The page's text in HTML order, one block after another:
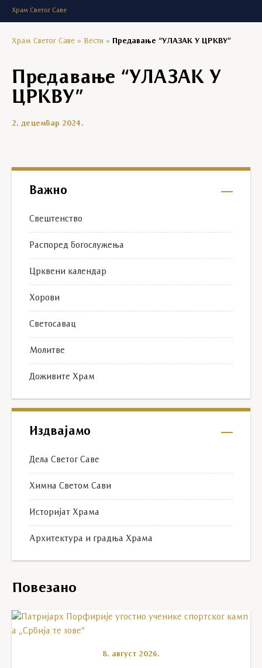
Храм Светог Саве
Храм Светог Саве » Вести » Предавање “УЛАЗАК У ЦРКВУ”
Предавање “УЛАЗАК У
ЦРКВУ”
2. децембар 2024.
Важно
Свештенство
Распоред богослужења
Црквени календар
Хорови
Светосавац
Молитве
Доживите Храм
Издвајамо
Дела Светог Саве
Химна Светом Сави
Историјат Храма
Архитектура и градња Храма
Повезано
8. август 2026.